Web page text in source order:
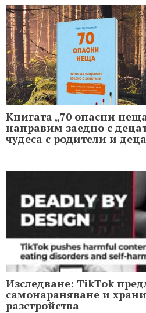
Книгата „70 опасни
направим заедно с
чудеса с родители и деца
Изследване: TikTok
самонараняване и
разстройства